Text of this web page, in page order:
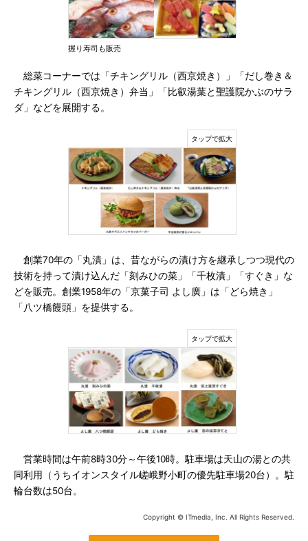
握り寿司も販売
総菜コーナーでは「チキングリル（西京焼き）」「だし巻き＆
チキングリル（西京焼き）弁当」「比叡湯葉と聖護院かぶのサラ
ダ」などを展開する。
創業70年の「丸漬」は、昔ながらの漬け方を継承しつつ現代の
技術を持って漬け込んだ「刻みひの菜」「千枚漬」「すぐき」な
どを販売。創業1958年の「京菓子司 よし廣」は「どら焼き」
「八ツ橋饅頭」を提供する。
営業時間は午前8時30分～午後10時。駐車場は天山の湯との共
同利用（うちイオンスタイル嵯峨野小町の優先駐車場20台）。駐
輪台数は50台。
Copyright © ITmedia, Inc. All Rights Reserved.